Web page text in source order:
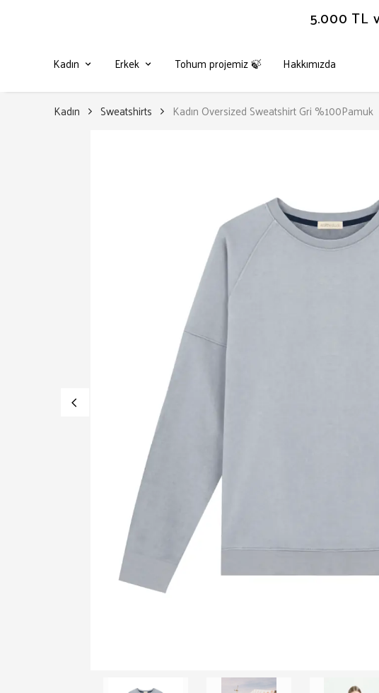
5.000 TL
Kadın Erkek Tohum projemiz 🍃 Hakkımızda
Kadın Sweatshirts Kadın Oversized Sweatshirt Gri %100Pamuk